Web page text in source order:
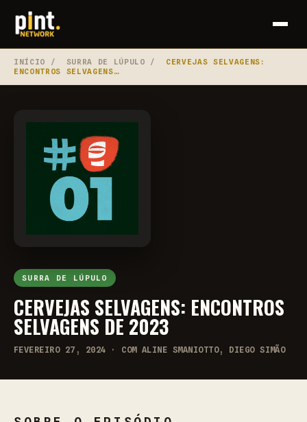
INÍCIO / SURRA DE LÚPULO / CERVEJAS SELVAGENS:
ENCONTROS SELVAGENS…
SURRA DE LÚPULO
CERVEJAS SELVAGENS: ENCONTROS
SELVAGENS DE 2023
FEVEREIRO 27, 2024 · COM ALINE SMANIOTTO, DIEGO SIMÃO